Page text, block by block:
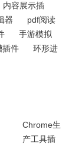
内容展示插
器
pdf阅读
手游模拟
插件
环形进
Chrome生
产工具插